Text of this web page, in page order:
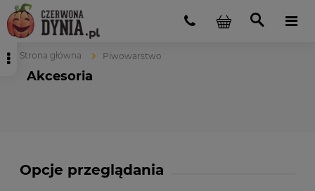
Strona główna Piwowarstwo
Akcesoria
Opcje przeglądania